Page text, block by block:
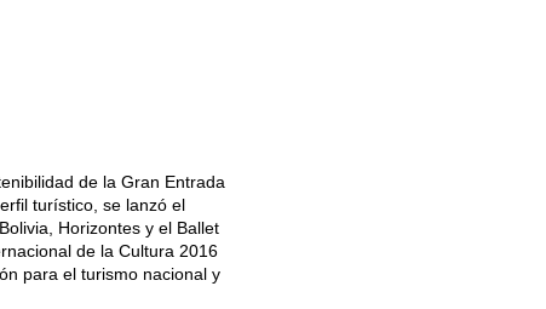
de la Gran Entrada
turístico, se lanzó el
Horizontes y el Ballet
de la Cultura 2016
para el turismo nacional y